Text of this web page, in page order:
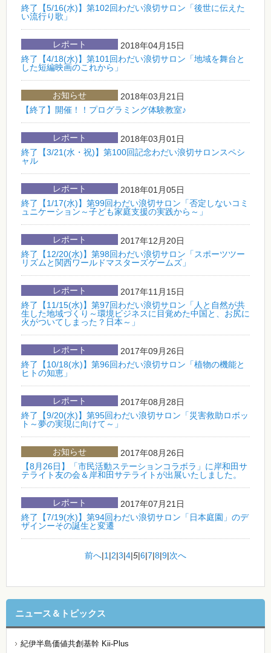
終了【5/16(水)】第102回わだい浪切サロン「後世に伝えた
い流行り歌」
レポート
2018年04月15日
終了【4/18(水)】第101回わだい浪切サロン「地域を舞台と
した短編映画のこれから」
お知らせ
2018年03月21日
【終了】開催！！プログラミング体験教室♪
レポート
2018年03月01日
終了【3/21(水・祝)】第100回記念わだい浪切サロンスペシ
ャル
レポート
2018年01月05日
終了【1/17(水)】第99回わだい浪切サロン「否定しないコミ
ュニケーション～子ども家庭支援の実践から～」
レポート
2017年12月20日
終了【12/20(水)】第98回わだい浪切サロン「スポーツツー
リズムと関西ワールドマスターズゲームズ」
レポート
2017年11月15日
終了【11/15(水)】第97回わだい浪切サロン「人と自然が共
生した地域づくり～環境ビジネスに目覚めた中国と、お尻に
火がついてしまった？日本～」
レポート
2017年09月26日
終了【10/18(水)】第96回わだい浪切サロン「植物の機能と
ヒトの知恵」
レポート
2017年08月28日
終了【9/20(水)】第95回わだい浪切サロン「災害救助ロボッ
ト～夢の実現に向けて～」
お知らせ
2017年08月26日
【8月26日】「市民活動ステーションコラボラ」に岸和田サ
テライト友の会＆岸和田サテライトが出展いたしました。
レポート
2017年07月21日
終了【7/19(水)】第94回わだい浪切サロン「日本庭園」のデ
ザインーその誕生と変遷
前へ|1 |2|3|4|5|6|7|8|9|次へ
ニュース＆トピックス
紀伊半島価値共創基幹 Kii-Plus